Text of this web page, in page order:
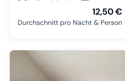
12,50 €
Durchschnitt pro Nacht & Person